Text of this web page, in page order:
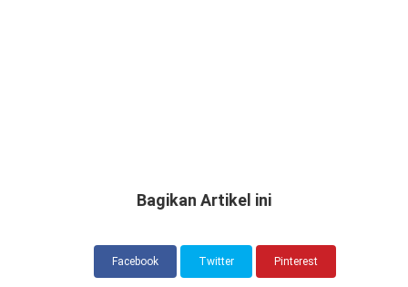
Bagikan Artikel ini
Facebook Twitter Pinterest